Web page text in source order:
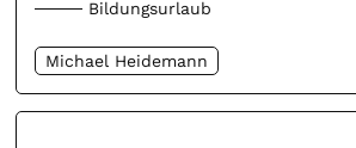
Bildungsurlaub
Michael Heidemann